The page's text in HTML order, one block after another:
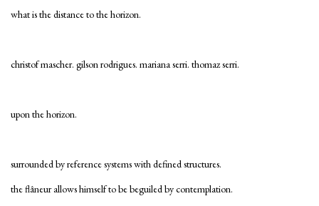
what is the distance to the horizon.
christof mascher. gilson rodrigues. mariana serri. thomaz serri.
upon the horizon.
surrounded by reference systems with defined structures.
the flâneur allows himself to be beguiled by contemplation.